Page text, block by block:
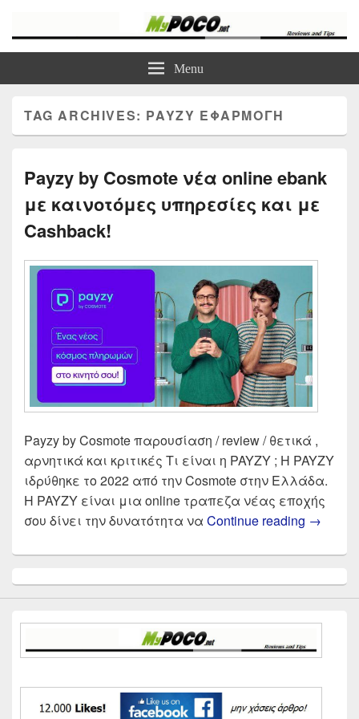
Τα καλύτερα Reviews , Συγκρίσεις , VPN , Webhosting
Menu
TAG ARCHIVES: PAYZY ΕΦΑΡΜΟΓΉ
Payzy by Cosmote νέα online ebank
με καινοτόμες υπηρεσίες και με
Cashback!
Payzy by Cosmote παρουσίαση / review / θετικά ,
αρνητικά και κριτικές Τι είναι η PAYZY ; Η PAYZY
ιδρύθηκε το 2022 από την Cosmote στην Ελλάδα.
Η PAYZY είναι μια online τραπεζα νέας εποχής
σου δίνει την δυνατότητα να Continue reading Payzy
→
Sidebar
Widget